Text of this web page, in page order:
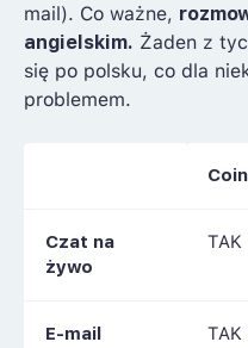
mail). Co ważne,
angielskim. Żaden z
się po polsku, co dla
problemem.
Czat na
żywo
TAK
E-mail TAK